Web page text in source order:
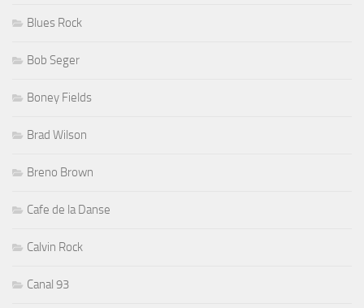
Blues Rock
Bob Seger
Boney Fields
Brad Wilson
Breno Brown
Cafe de la Danse
Calvin Rock
Canal 93